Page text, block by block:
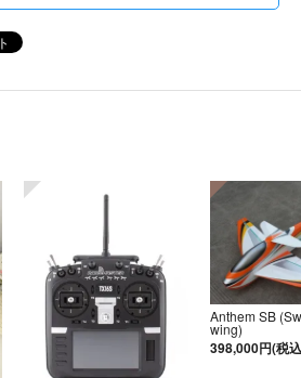
Anthem SB
wing)
398,000円(税